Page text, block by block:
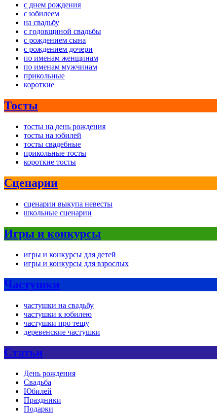
с днем рождения
с юбилеем
на свадьбу
с годовщиной свадьбы
с рождением сына
с рождением дочери
по именам женщинам
по именам мужчинам
прикольные
короткие
Тосты
тосты на день рождения
тосты на юбилей
тосты свадебные
прикольные тосты
короткие тосты
Сценарии
сценарии выкупа невесты
школьные сценарии
Игры и конкурсы
игры и конкурсы для детей
игры и конкурсы для взрослых
Частушки
частушки на свадьбу
частушки к юбилею
частушки про тещу
деревенские частушки
Статьи
День рождения
Свадьба
Юбилей
Праздники
Подарки